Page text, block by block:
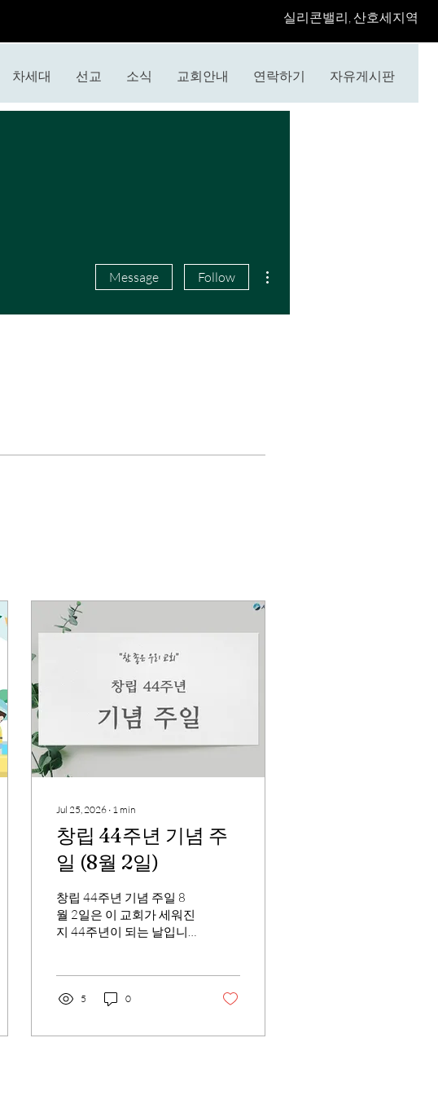
​실리콘밸리, 산호세지역
차세대 선교 소식 교회안내 연락하기 자유게시판
Jul 25, 2026 ∙ 1 min
창립 44주년 기념 주
일 (8월 2일)
창립 44주년 기념 주일 8
월 2일은 이 교회가 세워진
지 44주년이 되는 날입니
도록 은혜를 구하는 주일
5 0
Message Follow